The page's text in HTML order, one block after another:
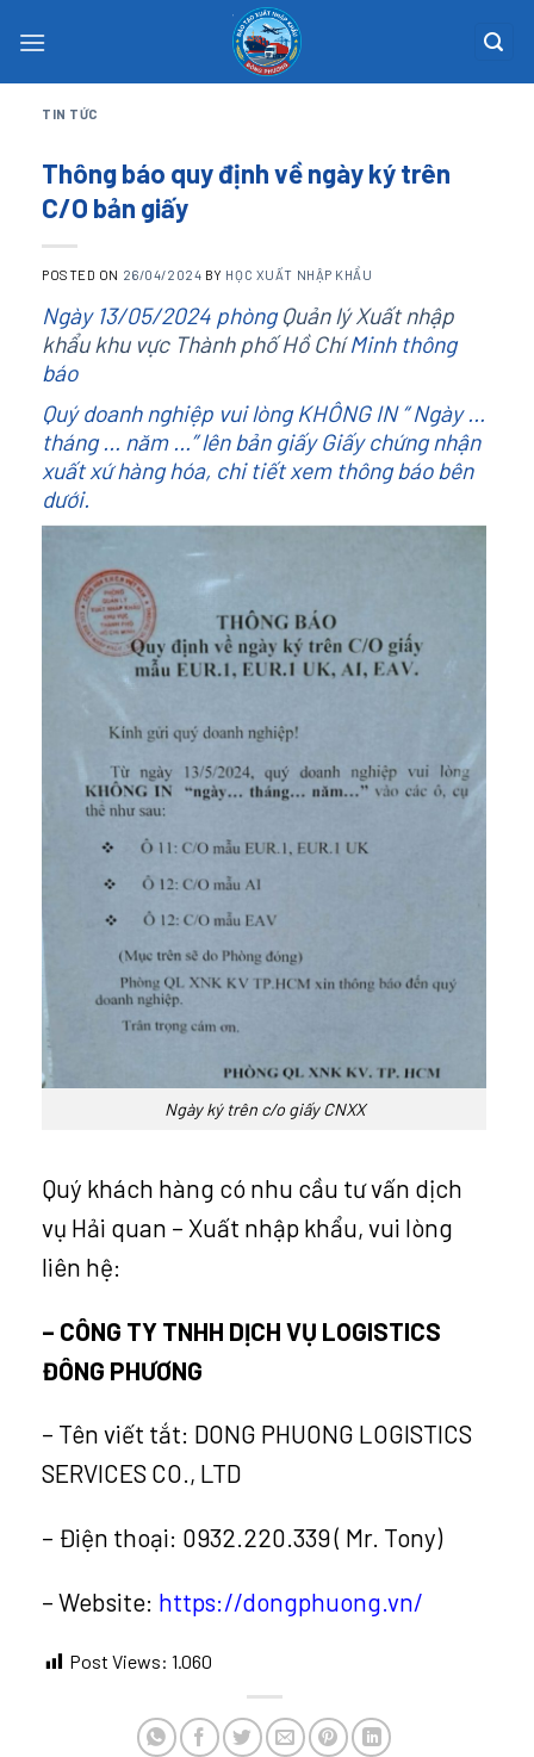
TIN TỨC
Thông báo quy định về ngày ký trên
C/O bản giấy
POSTED ON 26/04/2024 BY HỌC XUẤT NHẬP KHẨU
Ngày 13/05/2024 phòngQuản lý Xuất nhập
khẩu khu vực Thành phố Hồ ChíMinh thông
báo
Quý doanh nghiệp vui lòng KHÔNG IN “ Ngày …
tháng … năm …” lên bản giấy Giấy chứng nhận
xuất xứ hàng hóa, chi tiết xem thông báo bên
dưới.
Ngày ký trên c/o giấy CNXX
Quý khách hàng có nhu cầu tư vấn dịch
vụ Hải quan – Xuất nhập khẩu, vui lòng
liên hệ:
– CÔNG TY TNHH DỊCH VỤ LOGISTICS
ĐÔNG PHƯƠNG
– Tên viết tắt: DONG PHUONG LOGISTICS
SERVICES CO., LTD
– Điện thoại: 0932.220.339 ( Mr. Tony)
– Website: https://dongphuong.vn/
Post Views: 1.060